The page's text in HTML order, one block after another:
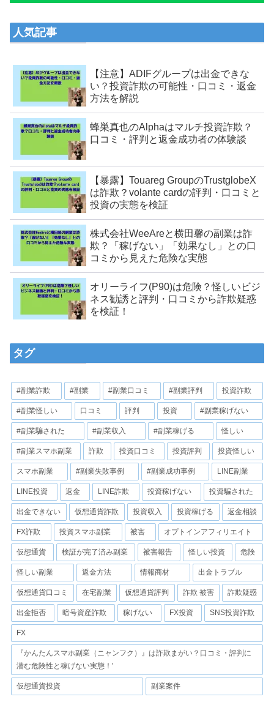
人気記事
【注意】ADIFグループは出金できな
い？投資詐欺の可能性・口コミ・返金
方法を解説
蜂巣真也のAlphaはマルチ投資詐欺？
口コミ・評判と返金成功者の体験談
【暴露】Touareg GroupのTrustglobeX
は詐欺？volante cardの評判・口コミと
投資の実態を検証
株式会社WeeAreと横田馨の副業は詐
欺？「稼げない」「効果なし」との口
コミから見えた危険な実態
オリーライフ(P90)は危険？怪しいビジ
ネス勧誘と評判・口コミから詐欺疑惑
を検証！
タグ
#副業詐欺 #副業 #副業口コミ #副業評判 投資詐欺
#副業怪しい 口コミ 評判 投資 #副業稼げない
#副業騙された #副業収入 #副業稼げる 怪しい
#副業スマホ副業 詐欺 投資口コミ 投資評判 投資怪しい
スマホ副業 #副業失敗事例 #副業成功事例 LINE副業
LINE投資 返金 LINE詐欺 投資稼げない 投資騙された
出金できない 仮想通貨詐欺 投資収入 投資稼げる 返金相談
FX詐欺 投資スマホ副業 被害 オプトインアフィリエイト
仮想通貨 検証が完了済み副業 被害報告 怪しい投資 危険
怪しい副業 返金方法 情報商材 出金トラブル
仮想通貨口コミ 在宅副業 仮想通貨評判 詐欺 被害 詐欺疑惑
出金拒否 暗号資産詐欺 稼げない FX投資 SNS投資詐欺
FX
『かんたんスマホ副業（ニャンフク）』は詐欺まがい？口コミ・評判に
潜む危険性と稼げない実態！'
仮想通貨投資 副業案件